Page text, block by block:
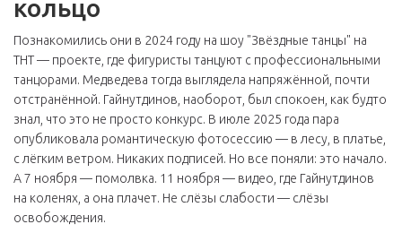
кольцо
Познакомились они в 2024 году на шоу "Звёздные танцы" на
ТНТ — проекте, где фигуристы танцуют с профессиональными
танцорами. Медведева тогда выглядела напряжённой, почти
отстранённой. Гайнутдинов, наоборот, был спокоен, как будто
знал, что это не просто конкурс. В июле 2025 года пара
опубликовала романтическую фотосессию — в лесу, в платье,
с лёгким ветром. Никаких подписей. Но все поняли: это начало.
А 7 ноября — помолвка. 11 ноября — видео, где Гайнутдинов
на коленях, а она плачет. Не слёзы слабости — слёзы
освобождения.